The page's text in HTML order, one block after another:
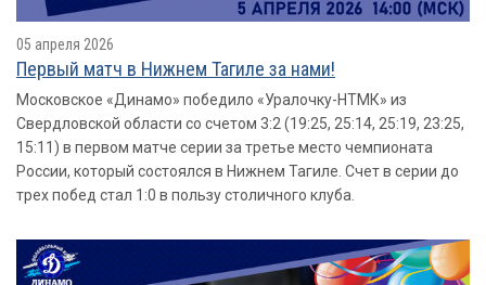
05 апреля 2026
Первый матч в Нижнем Тагиле за нами!
Московское «Динамо» победило «Уралочку-НТМК» из
Свердловской области со счетом 3:2 (19:25, 25:14, 25:19, 23:25,
15:11) в первом матче серии за третье место чемпионата
России, который состоялся в Нижнем Тагиле. Счет в серии до
трех побед стал 1:0 в пользу столичного клуба.